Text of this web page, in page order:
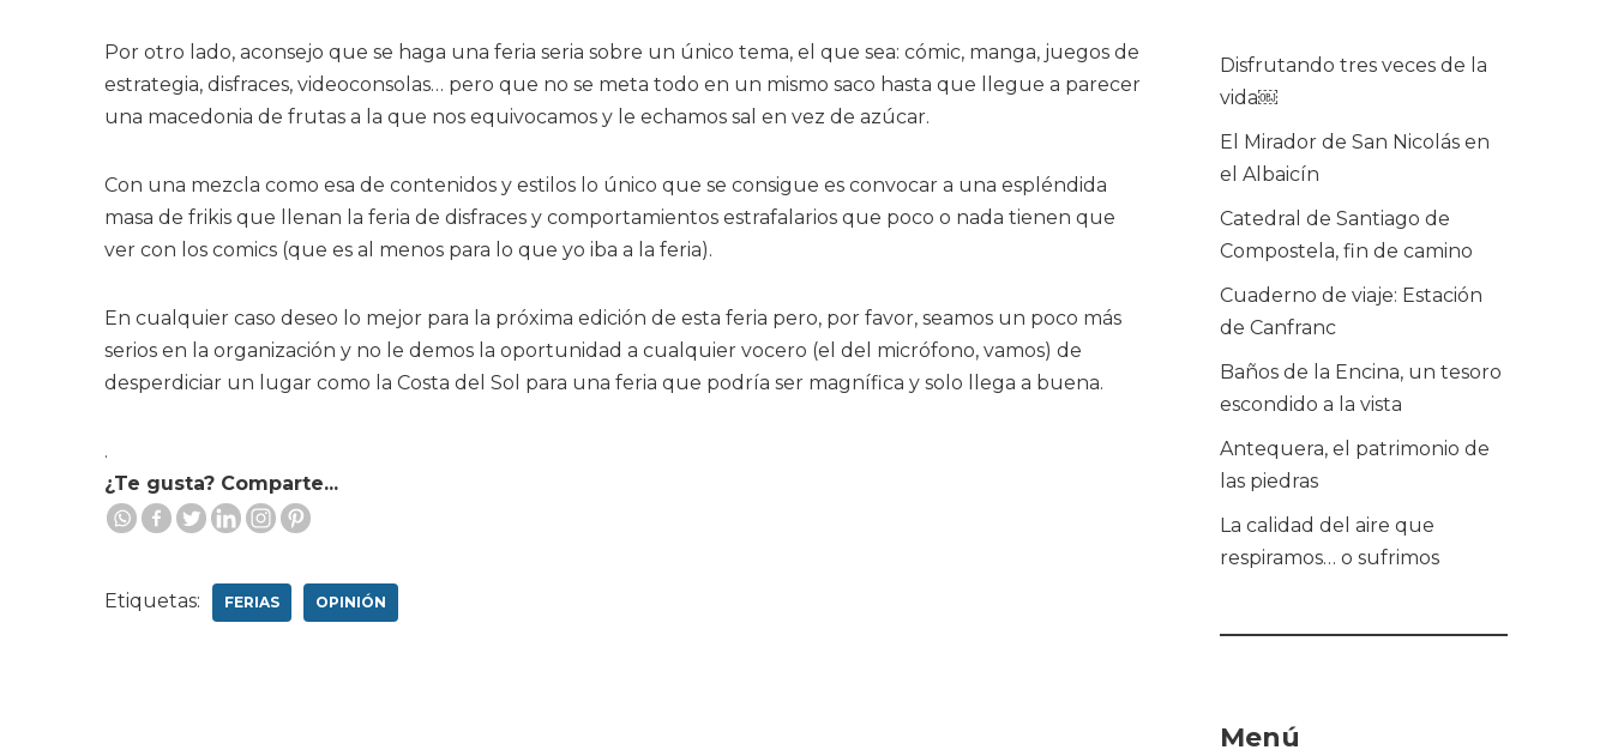
Por otro lado, aconsejo que se haga una feria seria sobre un único tema, el que sea: cómic, manga, juegos de
estrategia, disfraces, videoconsolas… pero que no se meta todo en un mismo saco hasta que llegue a parecer
una macedonia de frutas a la que nos equivocamos y le echamos sal en vez de azúcar.
Con una mezcla como esa de contenidos y estilos lo único que se consigue es convocar a una espléndida
masa de frikis que llenan la feria de disfraces y comportamientos estrafalarios que poco o nada tienen que
ver con los comics (que es al menos para lo que yo iba a la feria).
En cualquier caso deseo lo mejor para la próxima edición de esta feria pero, por favor, seamos un poco más
serios en la organización y no le demos la oportunidad a cualquier vocero (el del micrófono, vamos) de
desperdiciar un lugar como la Costa del Sol para una feria que podría ser magnífica y solo llega a buena.
.
¿Te gusta? Comparte...
Etiquetas: FERIAS OPINIÓN
Disfrutando tres veces de la
vida￼
El Mirador de San Nicolás en
el Albaicín
Catedral de Santiago de
Compostela, fin de camino
Cuaderno de viaje: Estación
de Canfranc
Baños de la Encina, un tesoro
escondido a la vista
Antequera, el patrimonio de
las piedras
La calidad del aire que
respiramos… o sufrimos
Menú